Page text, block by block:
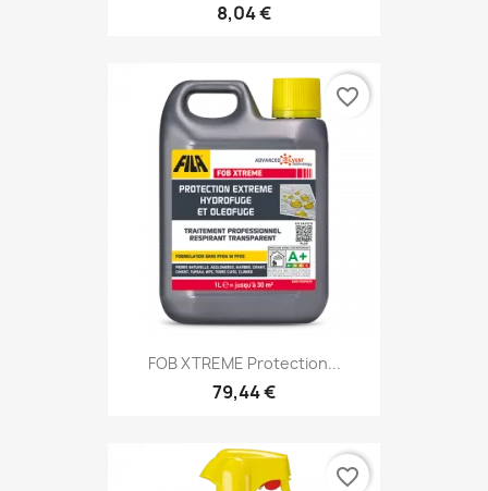
8,04 €
FOB XTREME Protection...
79,44 €
favorite_border
favorite_border